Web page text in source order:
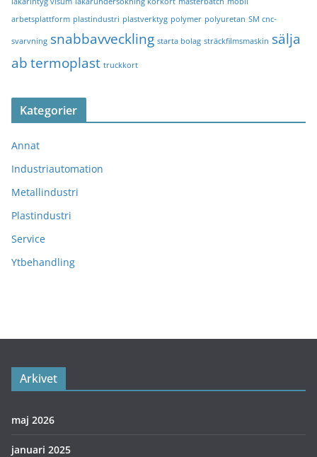
arbetsplattform plastindustri plastverktyg polymer polyuretan SM cnc-
svarvning snabbavveckling starta bolag sträckfilmsmaskin sälja
abtermoplast truckkort
Kategorier
Annat
Industriautomation
Metallindustri
Plastindustri
Service
Ytbehandling
Arkivet
maj 2026
januari 2025